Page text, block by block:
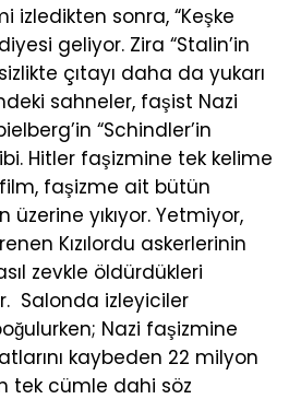
izledikten sonra, “Keşke
geliyor. Zira “Stalin’in
çıtayı daha da yukarı
sahneler, faşist Nazi
“Schindler’in
Hitler faşizmine tek kelime
faşizme ait bütün
üzerine yıkıyor. Yetmiyor,
Kızılordu askerlerinin
zevkle öldürdükleri
Salonda izleyiciler
Nazi faşizmine
kaybeden 22 milyon
tek cümle dahi söz